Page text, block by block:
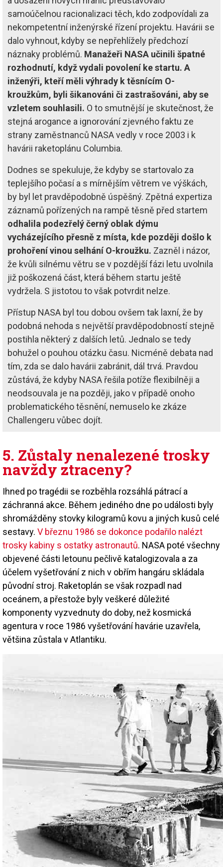
samoúčelnou racionalizaci těch, kdo zodpovídali za
nekompetentní inženýrské řízení projektu. Havárii se
dalo vyhnout, kdyby se nepřehlížely předchozí
náznaky problémů. Manažeři NASA učinili špatné
rozhodnutí, když vydali povolení ke startu. A
inženýři, kteří měli výhrady k těsnícím O-
kroužkům, byli šikanováni či zastrašováni, aby se
vzletem souhlasili. O to smutnější je skutečnost, že
stejná arogance a ignorování zjevného faktu ze
strany zaměstnanců NASA vedly v roce 2003 i k
havárii raketoplánu Columbia.
Dodnes se spekuluje, že kdyby se startovalo za
teplejšího počasí a s mírnějším větrem ve výškách,
by byl let pravděpodobně úspěšný. Zpětná expertiza
záznamů pořízených na rampě těsně před startem
odhalila podezřelý černý oblak dýmu
vycházejícího přesně z místa, kde později došlo k
prohoření vinou selhání O-kroužku. Zazněl i názor,
že kvůli silnému větru se v pozdější fázi letu uvolnila
již poškozená část, která během startu ještě
vydržela. S jistotou to však potvrdit nelze.
Přístup NASA byl tou dobou ovšem tak laxní, že by
podobná nehoda s největší pravděpodobností stejně
postihla některý z dalších letů. Jednalo se tedy
bohužel o pouhou otázku času. Nicméně debata nad
tím, zda se dalo havárii zabránit, dál trvá. Pravdou
zůstává, že kdyby NASA řešila potíže flexibilněji a
neodsouvala je na později, jako v případě onoho
problematického těsnění, nemuselo ke zkáze
Challengeru vůbec dojít.
5. Zůstaly nenalezené trosky
navždy ztraceny?
Ihned po tragédii se rozběhla rozsáhlá pátrací a
záchranná akce. Během jediného dne po události byly
shromážděny stovky kilogramů kovu a jiných kusů celé
sestavy. V březnu 1986 se dokonce podařilo nalézt
trosky kabiny s ostatky astronautů. NASA poté všechny
objevené části letounu pečlivě katalogizovala a za
účelem vyšetřování z nich v obřím hangáru skládala
původní stroj. Raketoplán se však rozpadl nad
oceánem, a přestože byly veškeré důležité
komponenty vyzvednuty do doby, než kosmická
agentura v roce 1986 vyšetřování havárie uzavřela,
většina zůstala v Atlantiku.